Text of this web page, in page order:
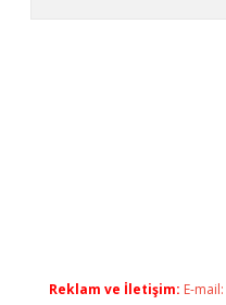
Reklam ve İletişim: E-mail: